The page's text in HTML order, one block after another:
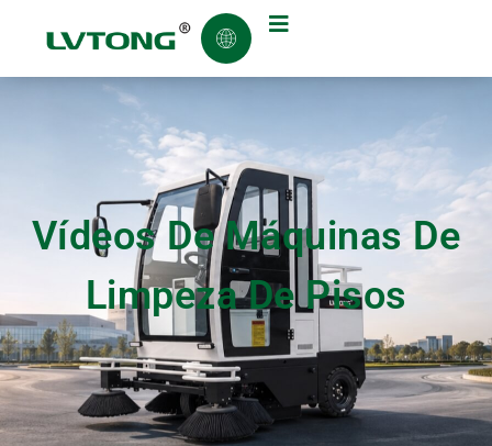
Vídeos De Máquinas De
Limpeza De Pisos